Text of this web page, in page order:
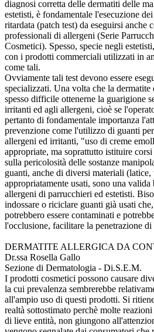
diagnosi corretta delle dermatiti delle
estetisti, è fondamentale l'esecuzione
ritardata (patch test) da eseguirsi anche
professionali di allergeni (Serie
Cosmetici). Spesso, specie negli
con i prodotti commerciali utilizzati in
come tali.
Ovviamente tali test devono essere
specializzati. Una volta che la dermatite
spesso difficile ottenerne la guarigione
irritanti ed agli allergeni, cioè se
pertanto di fondamentale importanza
prevenzione come l'utilizzo di guanti
allergeni ed irritanti, "uso di creme
appropriate, ma soprattutto istituire
sulla pericolosità delle sostanze
guanti, anche di diversi materiali
appropriatamente usati, sono una
allergeni di parrucchieri ed estetisti.
indossare o riciclare guanti già usati
potrebbero essere contaminati e
l'occlusione, facilitare la penetrazione di
DERMATITE ALLERGICA DA
Dr.ssa Rosella Gallo
Sezione di Dermatologia - Di.S.E.M.
I prodotti cosmetici possono causare
la cui prevalenza sembrerebbe
all'ampio uso di questi prodotti. Si
realtà sottostimato perchè molte
di lieve entità, non giungono